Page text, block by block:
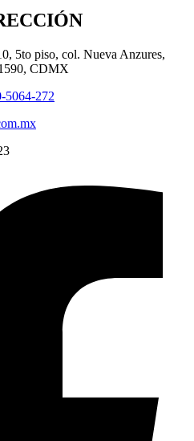
5to piso, col. Nueva Anzures,
CDMX
5064-272